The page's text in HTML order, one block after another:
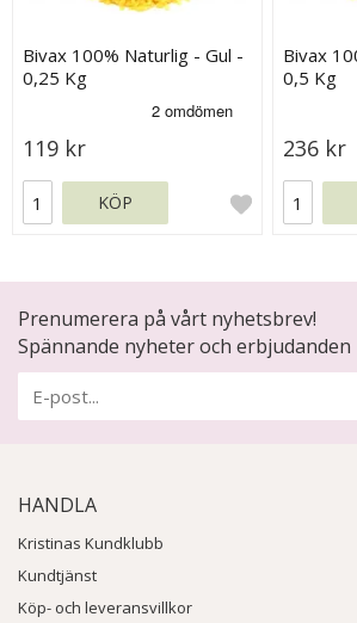
Bivax 100% Naturlig - Gul -
0,25 Kg
119 kr
KÖP
Bivax
0,5 Kg
236 kr
Prenumerera på vårt nyhetsbrev!
Spännande nyheter och erbjudanden
HANDLA
Kristinas Kundklubb
Kundtjänst
Köp- och leveransvillkor